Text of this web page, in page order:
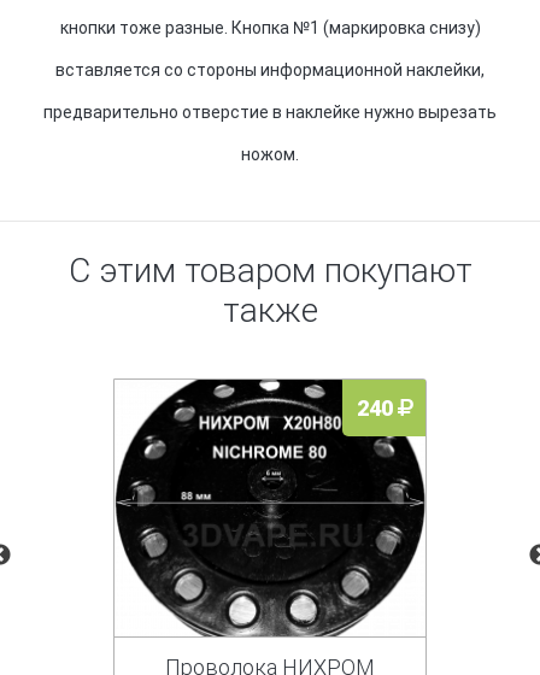
кнопки тоже разные. Кнопка №1 (маркировка снизу)
вставляется со стороны информационной наклейки,
предварительно отверстие в наклейке нужно вырезать
ножом.
С этим товаром покупают
также
240
Проволока НИХРОМ